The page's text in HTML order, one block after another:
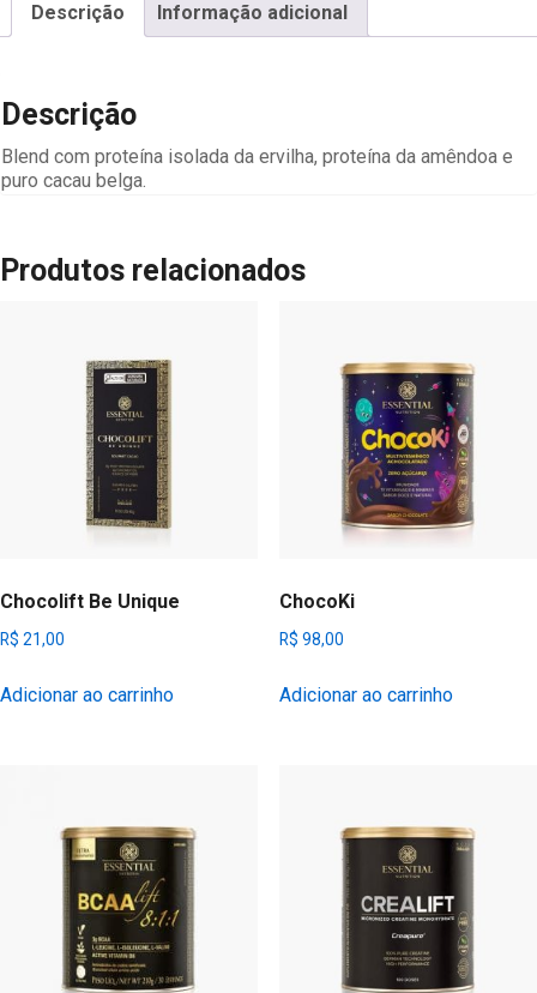
Descrição Informação adicional
Descrição
Blend com proteína isolada da ervilha, proteína da amêndoa e
puro cacau belga.
Produtos relacionados
Chocolift Be Unique
R$ 21,00
Adicionar ao carrinho
ChocoKi
R$ 98,00
Adicionar ao carrinho